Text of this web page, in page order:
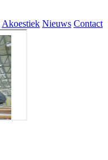
Akoestiek Nieuws Contact